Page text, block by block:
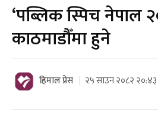
‘पब्लिक स्पिच नेपाल
काठमाडौँमा हुने
हिमाल प्रेस २५ साउन २०८२